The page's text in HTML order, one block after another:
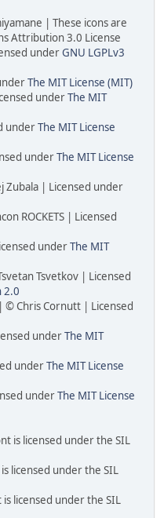
| These icons are
Attribution 3.0 License
underGNU LGPLv3
The MIT License (MIT)
underThe MIT
underThe MIT License
underThe MIT License
Zubala | Licensed under
ROCKETS | Licensed
underThe MIT
Tsvetkov | Licensed
2.0
| © Chris Cornutt | Licensed
underThe MIT
underThe MIT License
underThe MIT License
is licensed under the SIL
licensed under the SIL
licensed under the SIL